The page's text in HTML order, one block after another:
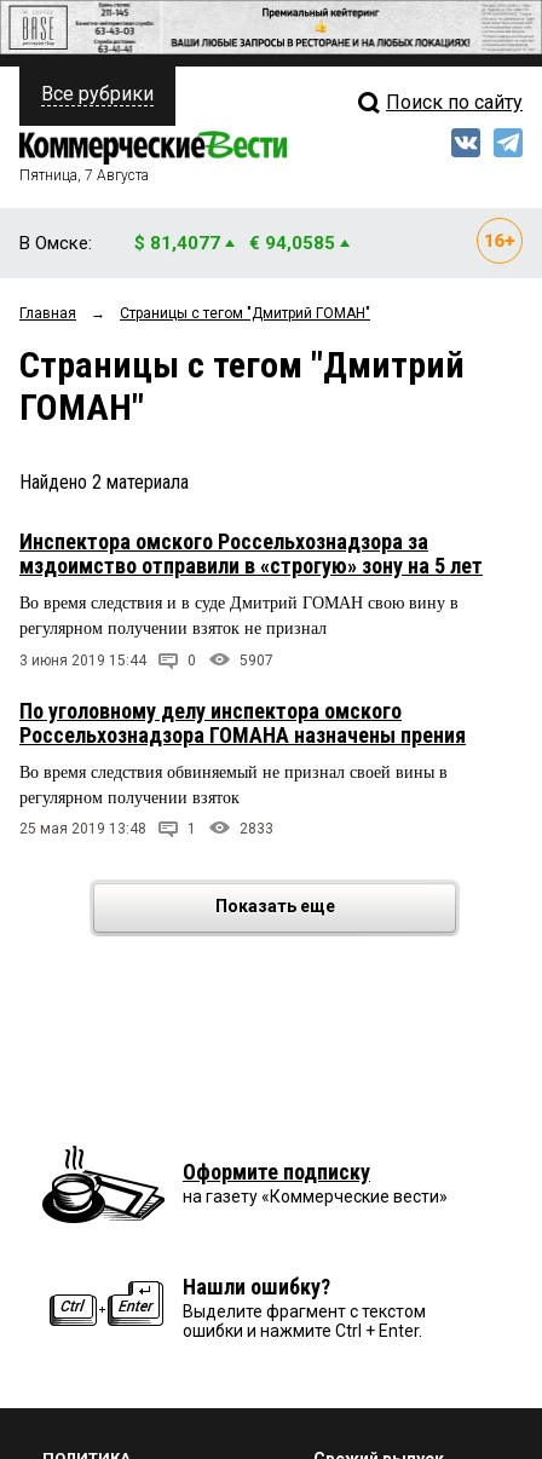
ПОЛИТИКА
ФИНАНСЫ
ОБЩЕСТВО
ЗАКОН
ПРОИСШЕСТВИЯ
СТИЛЬ ЖИЗНИ
Свежий выпуск
Мнения
Рейтинги
Все рубрики Поиск по сайту
Пятница, 7 Августа
В Омске: $ 81,4077 € 94,0585
Главная → Страницы c тегом "Дмитрий ГОМАН"
Страницы c тегом "Дмитрий
ГОМАН"
Найдено 2 материала
Инспектора омского Россельхознадзора за
мздоимство отправили в «строгую» зону на 5 лет
Во время следствия и в суде Дмитрий ГОМАН свою вину в
регулярном получении взяток не признал
3 июня 2019 15:44 0 5907
По уголовному делу инспектора омского
Россельхознадзора ГОМАНА назначены прения
Во время следствия обвиняемый не признал своей вины в
регулярном получении взяток
25 мая 2019 13:48 1 2833
Показать еще
Оформите подписку
на газету «Коммерческие вести»
Нашли ошибку?
Выделите фрагмент с текстом
ошибки и нажмите Ctrl + Enter.